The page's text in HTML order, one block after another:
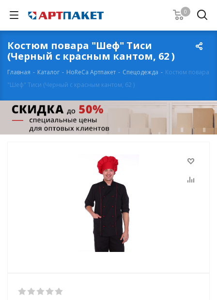
0
Костюм повара "Шеф" Тиси
(Черный с красным кантом, 62 )
Главная - Каталог - HoReCa Артпакет - Спецодежда - Костюм повара
"Шеф" Тиси (Черный с красным кантом, 62 )